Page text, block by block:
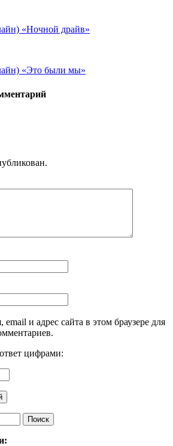
«Ночной драйв»
«Это были мы»
и адрес сайта в этом браузере для
цифрами: